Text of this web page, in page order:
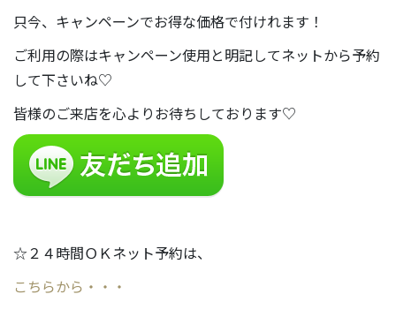
只今、キャンペーンでお得な価格で付けれます！
ご利用の際はキャンペーン使用と明記してネットから予約
して下さいね♡
皆様のご来店を心よりお待ちしております♡
☆２４時間ＯＫネット予約は、
こちらから・・・